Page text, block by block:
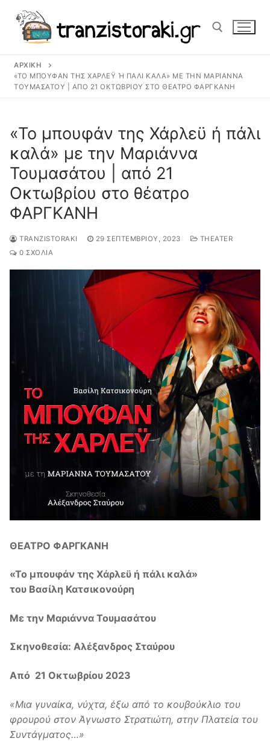
περιεχόμενο
Αναζήτηση για:
ΑΡΧΙΚΉ
«ΤΟ ΜΠΟΥΦΆΝ ΤΗΣ ΧΆΡΛΕΫ Ή ΠΆΛΙ ΚΑΛΆ» ΜΕ ΤΗΝ ΜΑΡΙΆΝΝΑ Τ
ΟΥΜΑΣΆΤΟΥ | ΑΠΌ 21 ΟΚΤΩΒΡΊΟΥ ΣΤΟ ΘΈΑΤΡΟ ΦΑΡΓΚΑΝΗ
«Το μπουφάν της Χάρλεϋ ή πάλι
καλά» με την Μαριάννα
Τουμασάτου | από 21
Οκτωβρίου στο θέατρο
ΦΑΡΓΚΑΝΗ
TRANZISTORAKI 29 ΣΕΠΤΕΜΒΡΊΟΥ, 2023
THEATER
0 ΣΧΌΛΙΑ
ΘΕΑΤΡΟ ΦΑΡΓΚΑΝΗ
«Το μπουφάν της Χάρλεϋ ή πάλι καλά»
του Βασίλη Κατσικονούρη
Με την Μαριάννα Τουμασάτου
Σκηνοθεσία: Αλέξανδρος Σταύρου
Από 21 Οκτωβρίου 2023
«Μια γυναίκα, νύχτα, έξω από το κουβούκλιο του
φρουρού στον Άγνωστο Στρατιώτη, στην Πλατεία του
Συντάγματος…»